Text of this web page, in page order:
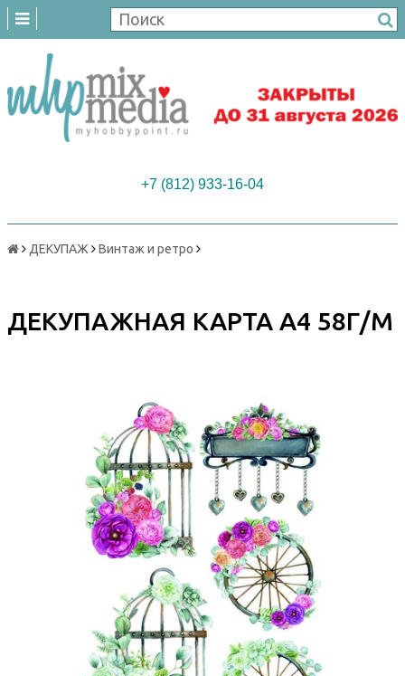
+7 (812) 933-16-04
ДЕКУПАЖ Винтаж и ретро
ДЕКУПАЖНАЯ КАРТА А4 58Г/М